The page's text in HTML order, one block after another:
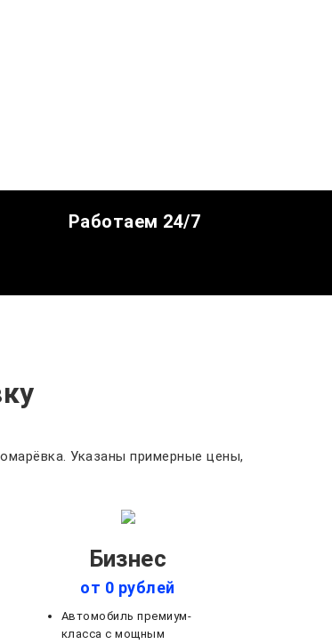
Работаем 24/7
Указаны примерные цены,
Бизнес
от 0 рублей
Автомобиль премиум-
класса с мощным